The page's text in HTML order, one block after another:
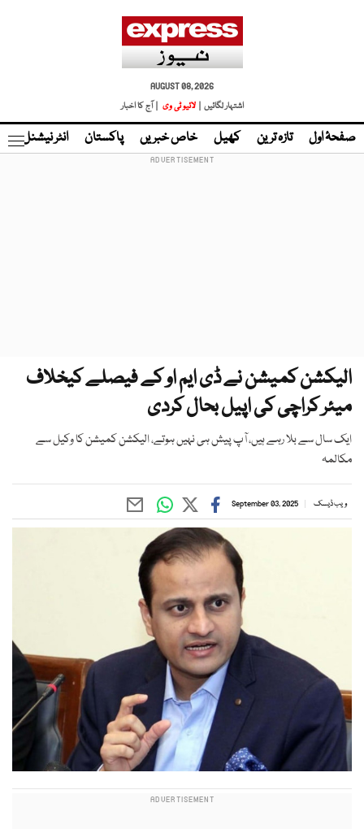
AUGUST 08, 2026
اشتہار لگائیں |
لائیو ٹی وی | آج کا اخبار
صفحۂ اول تازہ ترین کھیل خاص خبریں پاکستان انٹر نیشنل
الیکشن کمیشن نے ڈی ایم او کے فیصلے کیخلاف
میئر کراچی کی اپیل بحال کردی
ایک سال سے بلا رہے ہیں، آپ پیش ہی نہیں ہوتے، الیکشن کمیشن کا وکیل سے
مکالمہ
ویب ڈیسک September 03, 2025